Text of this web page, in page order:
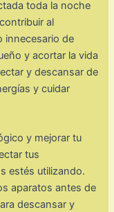
toda la noche
al
innecesario de
y acortar la vida
y descansar de
y cuidar
y mejorar tu
tus
estés utilizando.
aparatos antes de
descansar y